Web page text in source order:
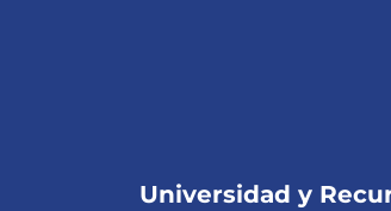
Universidad y